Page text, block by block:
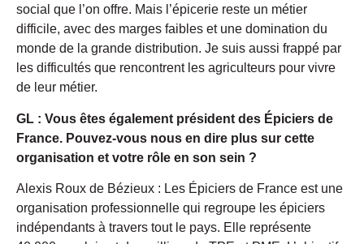
social que l’on offre. Mais l’épicerie reste un métier
difficile, avec des marges faibles et une domination du
monde de la grande distribution. Je suis aussi frappé par
les difficultés que rencontrent les agriculteurs pour vivre
de leur métier.
GL : Vous êtes également président des Épiciers de
France. Pouvez-vous nous en dire plus sur cette
organisation et votre rôle en son sein ?
Alexis Roux de Bézieux : Les Épiciers de France est une
organisation professionnelle qui regroupe les épiciers
indépendants à travers tout le pays. Elle représente